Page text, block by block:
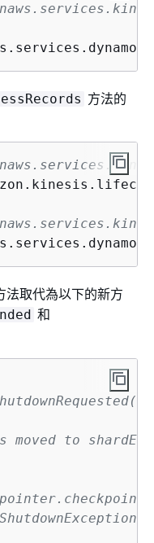
方法的
法取代為以下的新方
和
to